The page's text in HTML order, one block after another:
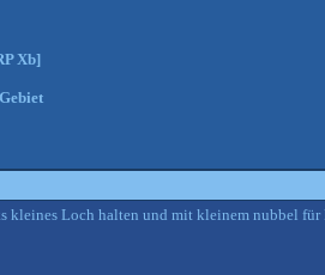
Xb]
kleines Loch halten und mit kleinem nubbel für